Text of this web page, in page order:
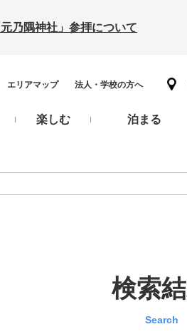
乃隅神社」参拝について
エリアマップ 法人・学校の方へ
楽しむ 泊まる
検索
Search